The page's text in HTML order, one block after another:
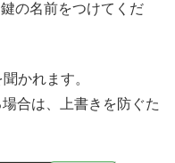
の名前をつけてくだ
かれます。
合は、上書きを防ぐた